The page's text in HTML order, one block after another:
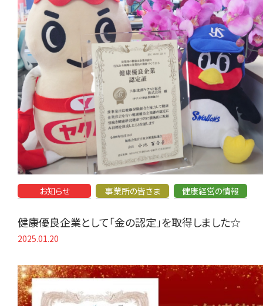
お知らせ 事業所の皆さま 健康経営の情報
健康優良企業として「金の認定」を取得しました☆
2025.01.20